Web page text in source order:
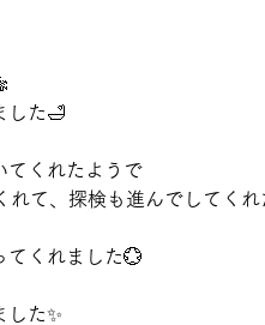
した🛁
てくれたようで
れて、探検も進んでしてくれ
てくれました💮
した✨